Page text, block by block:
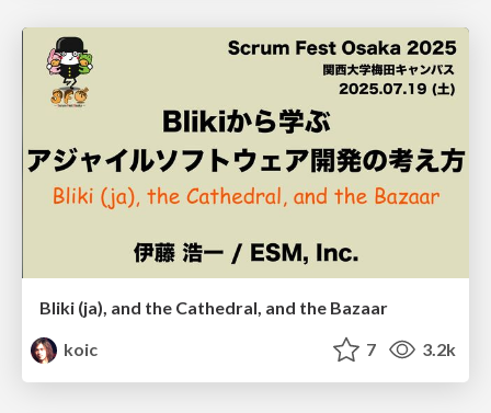
Bliki (ja), and the Cathedral, and the Bazaar
koic
7 3.2k